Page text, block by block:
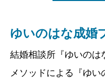
ゆいのはな成婚
結婚相談所『ゆいのは
メソッドによる『ゆ